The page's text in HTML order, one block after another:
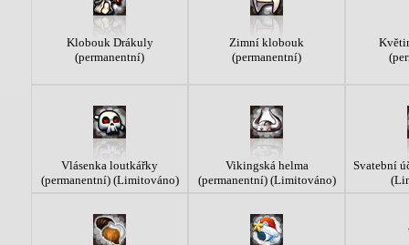
Klobouk Drákuly
(permanentní)
Zimní klobouk
(permanentní)
Vlásenka loutkářky
(permanentní) (Limitováno)
Vikingská helma
(permanentní) (Limitováno)
Svatební